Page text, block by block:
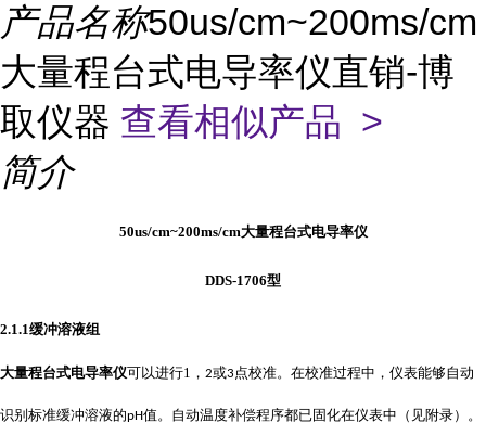
产品名称50us/cm~200ms/cm
大量程台式电导率仪直销-博
取仪器 查看相似产品 >
简介
50us/cm~200ms/cm大量程台式电导率仪
DDS-1706型
2.1.1缓冲溶液组
大量程台式电导率仪可以进行1 ， 2或3点校准。在校准过程中，仪表能够自动
识别标准缓冲溶液的pH值。自动温度补偿程序都已固化在仪表中（见附录）。